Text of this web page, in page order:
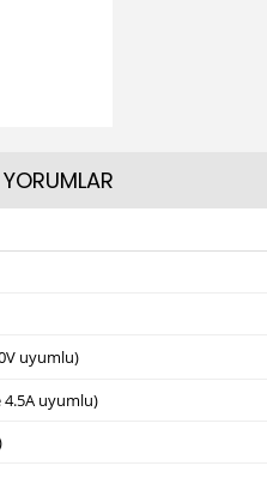
uyumlu)
4.5A uyumlu)
YORUMLAR